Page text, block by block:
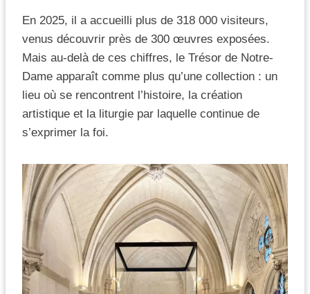
En 2025, il a accueilli plus de 318 000 visiteurs,
venus découvrir près de 300 œuvres exposées.
Mais au-delà de ces chiffres, le Trésor de Notre-
Dame apparaît comme plus qu’une collection : un
lieu où se rencontrent l’histoire, la création
artistique et la liturgie par laquelle continue de
s’exprimer la foi.